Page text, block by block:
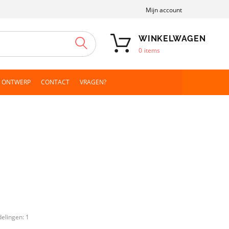
Mijn account
ZOEKEN WINKELWAGEN
0 items
CONTACT VRAGEN?
1